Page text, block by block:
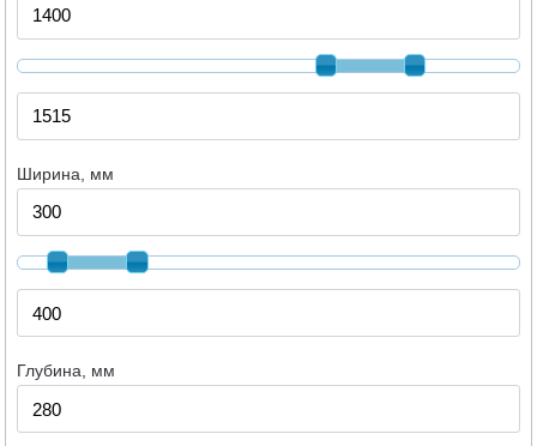
Ширина, мм
Глубина, мм